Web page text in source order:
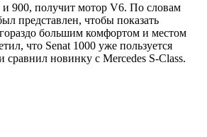
и 900, получит мотор V6. По словам
представлен, чтобы показать
большим комфортом и местом
что Senat 1000 уже пользуется
новинку с Mercedes S-Class.